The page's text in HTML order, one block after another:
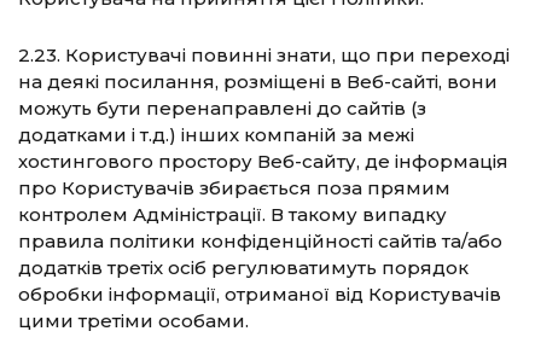
2.23. Користувачі повинні знати, що при переході
на деякі посилання, розміщені в Веб-сайті, вони
можуть бути перенаправлені до сайтів (з
додатками і т.д.) інших компаній за межі
хостингового простору Веб-сайту, де інформація
про Користувачів збирається поза прямим
контролем Адміністрації. В такому випадку
правила політики конфіденційності сайтів та/або
додатків третіх осіб регулюватимуть порядок
обробки інформації, отриманої від Користувачів
цими третіми особами.